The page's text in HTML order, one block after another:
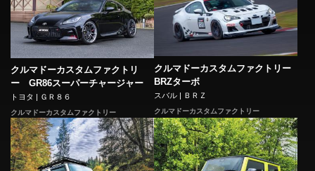
クルマドーカスタムファクトリ
ー GR86スーパーチャージャー
トヨタ | ＧＲ８６
クルマドーカスタムファクトリー
クルマドーカスタムファクトリー
BRZターボ
スバル | ＢＲＺ
クルマドーカスタムファクトリー